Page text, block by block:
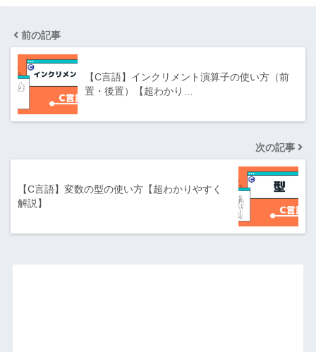
前の記事
【C言語】インクリメント演算子の使い方（前
置・後置）【超わかり…
次の記事
【C言語】変数の型の使い方【超わかりやすく
解説】